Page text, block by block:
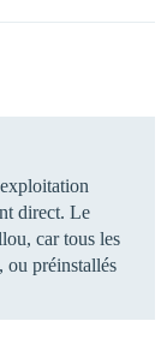
direct. Le
car tous les
ou préinstallés